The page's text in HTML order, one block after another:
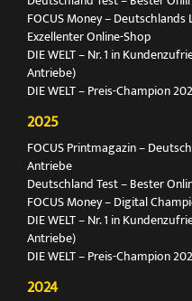
FOCUS Money –
Exzellenter Online-Shop
DIE WELT – Nr. 1 in
Antriebe)
DIE WELT – Preis-Champion
2025
FOCUS Printmagazin –
Antriebe
Deutschland Test – Bester
FOCUS Money – Digital
DIE WELT – Nr. 1 in
Antriebe)
DIE WELT – Preis-Champion
2024